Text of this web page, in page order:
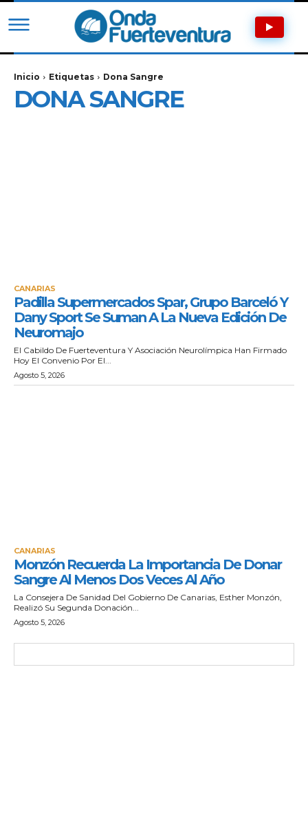
Inicio Etiquetas Dona Sangre
DONA SANGRE
CANARIAS
Padilla Supermercados Spar, Grupo Barceló Y
Dany Sport Se Suman A La Nueva Edición De
Neuromajo
El Cabildo De Fuerteventura Y Asociación Neurolímpica Han Firmado
Hoy El Convenio Por El...
Agosto 5, 2026
CANARIAS
Monzón Recuerda La Importancia De Donar
Sangre Al Menos Dos Veces Al Año
La Consejera De Sanidad Del Gobierno De Canarias, Esther Monzón,
Realizó Su Segunda Donación...
Agosto 5, 2026